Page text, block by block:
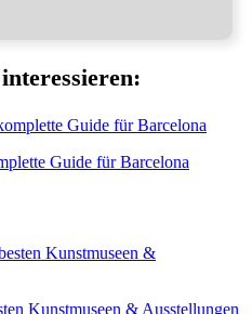
Guide für Barcelona
Kunstmuseen & Ausstellungen